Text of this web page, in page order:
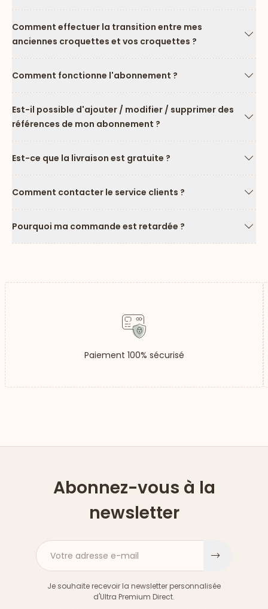
Comment effectuer la transition entre mes
anciennes croquettes et vos croquettes ?
Comment fonctionne l'abonnement ?
Est-il possible d'ajouter / modifier / supprimer des
références de mon abonnement ?
Est-ce que la livraison est gratuite ?
Comment contacter le service clients ?
Pourquoi ma commande est retardée ?
Paiement 100% sécurisé
Abonnez-vous à la
newsletter
Votre adresse e-mail
Je souhaite recevoir la newsletter personnalisée
d'Ultra Premium Direct.